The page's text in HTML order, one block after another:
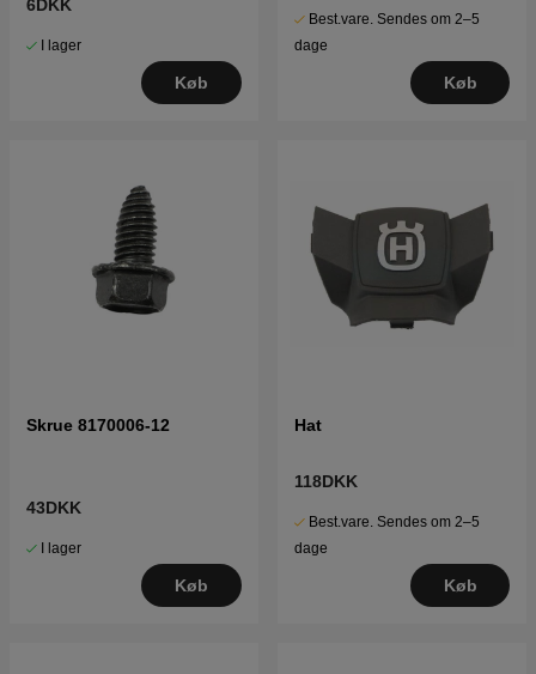
6DKK
I lager
Køb
Best.vare. Sendes om 2–5
dage
Køb
Skrue 8170006-12
43DKK
I lager
Køb
Hat
118DKK
Best.vare. Sendes om 2–5
dage
Køb